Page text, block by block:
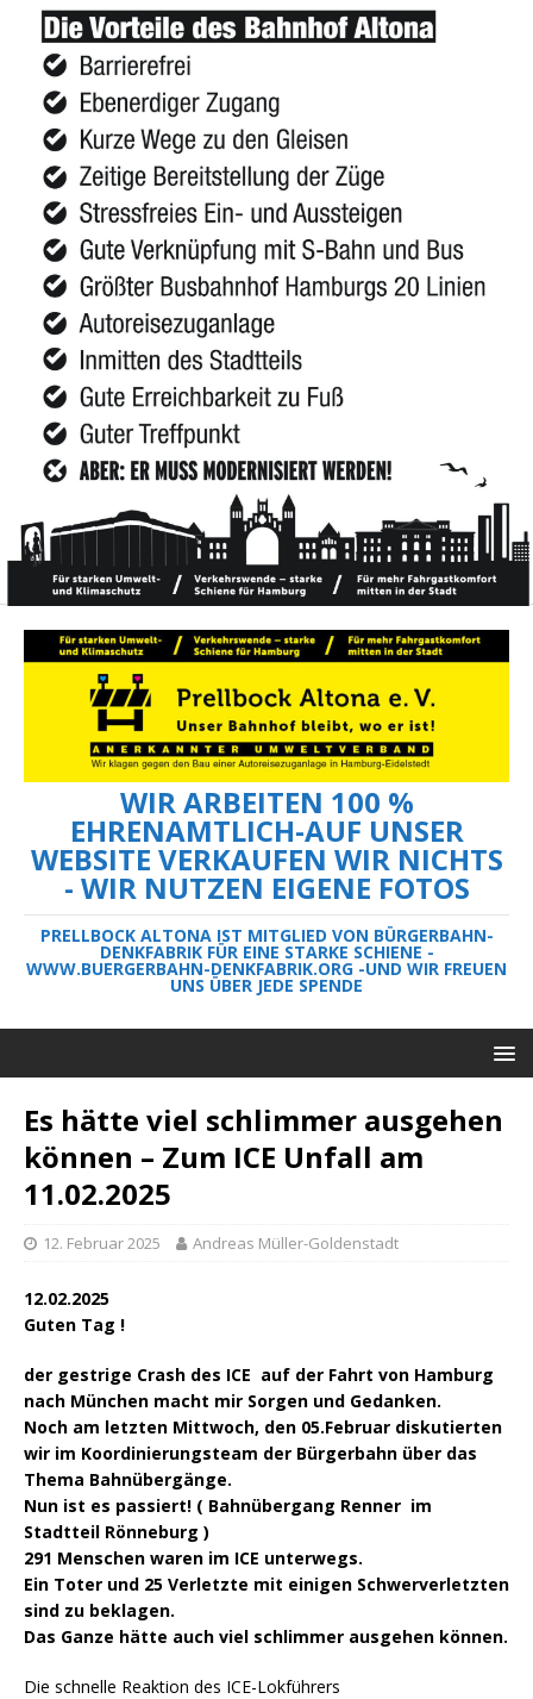
WIR ARBEITEN 100 %
EHRENAMTLICH-AUF UNSER
WEBSITE VERKAUFEN WIR NICHTS
- WIR NUTZEN EIGENE FOTOS
PRELLBOCK ALTONA IST MITGLIED VON BÜRGERBAHN-
DENKFABRIK FÜR EINE STARKE SCHIENE -
WWW.BUERGERBAHN-DENKFABRIK.ORG -UND WIR FREUEN
UNS ÜBER JEDE SPENDE
Es hätte viel schlimmer ausgehen
können – Zum ICE Unfall am
11.02.2025
12. Februar 2025 Andreas Müller-Goldenstadt
12.02.2025
Guten Tag !
der gestrige Crash des ICE auf der Fahrt von Hamburg
nach München macht mir Sorgen und Gedanken.
Noch am letzten Mittwoch, den 05.Februar diskutierten
wir im Koordinierungsteam der Bürgerbahn über das
Thema Bahnübergänge.
Nun ist es passiert! ( Bahnübergang Renner im
Stadtteil Rönneburg )
291 Menschen waren im ICE unterwegs.
Ein Toter und 25 Verletzte mit einigen Schwerverletzten
sind zu beklagen.
Das Ganze hätte auch viel schlimmer ausgehen können.
Die schnelle Reaktion des ICE-Lokführers